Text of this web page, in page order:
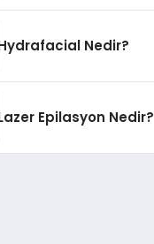
Nedir?
Epilasyon Nedir?